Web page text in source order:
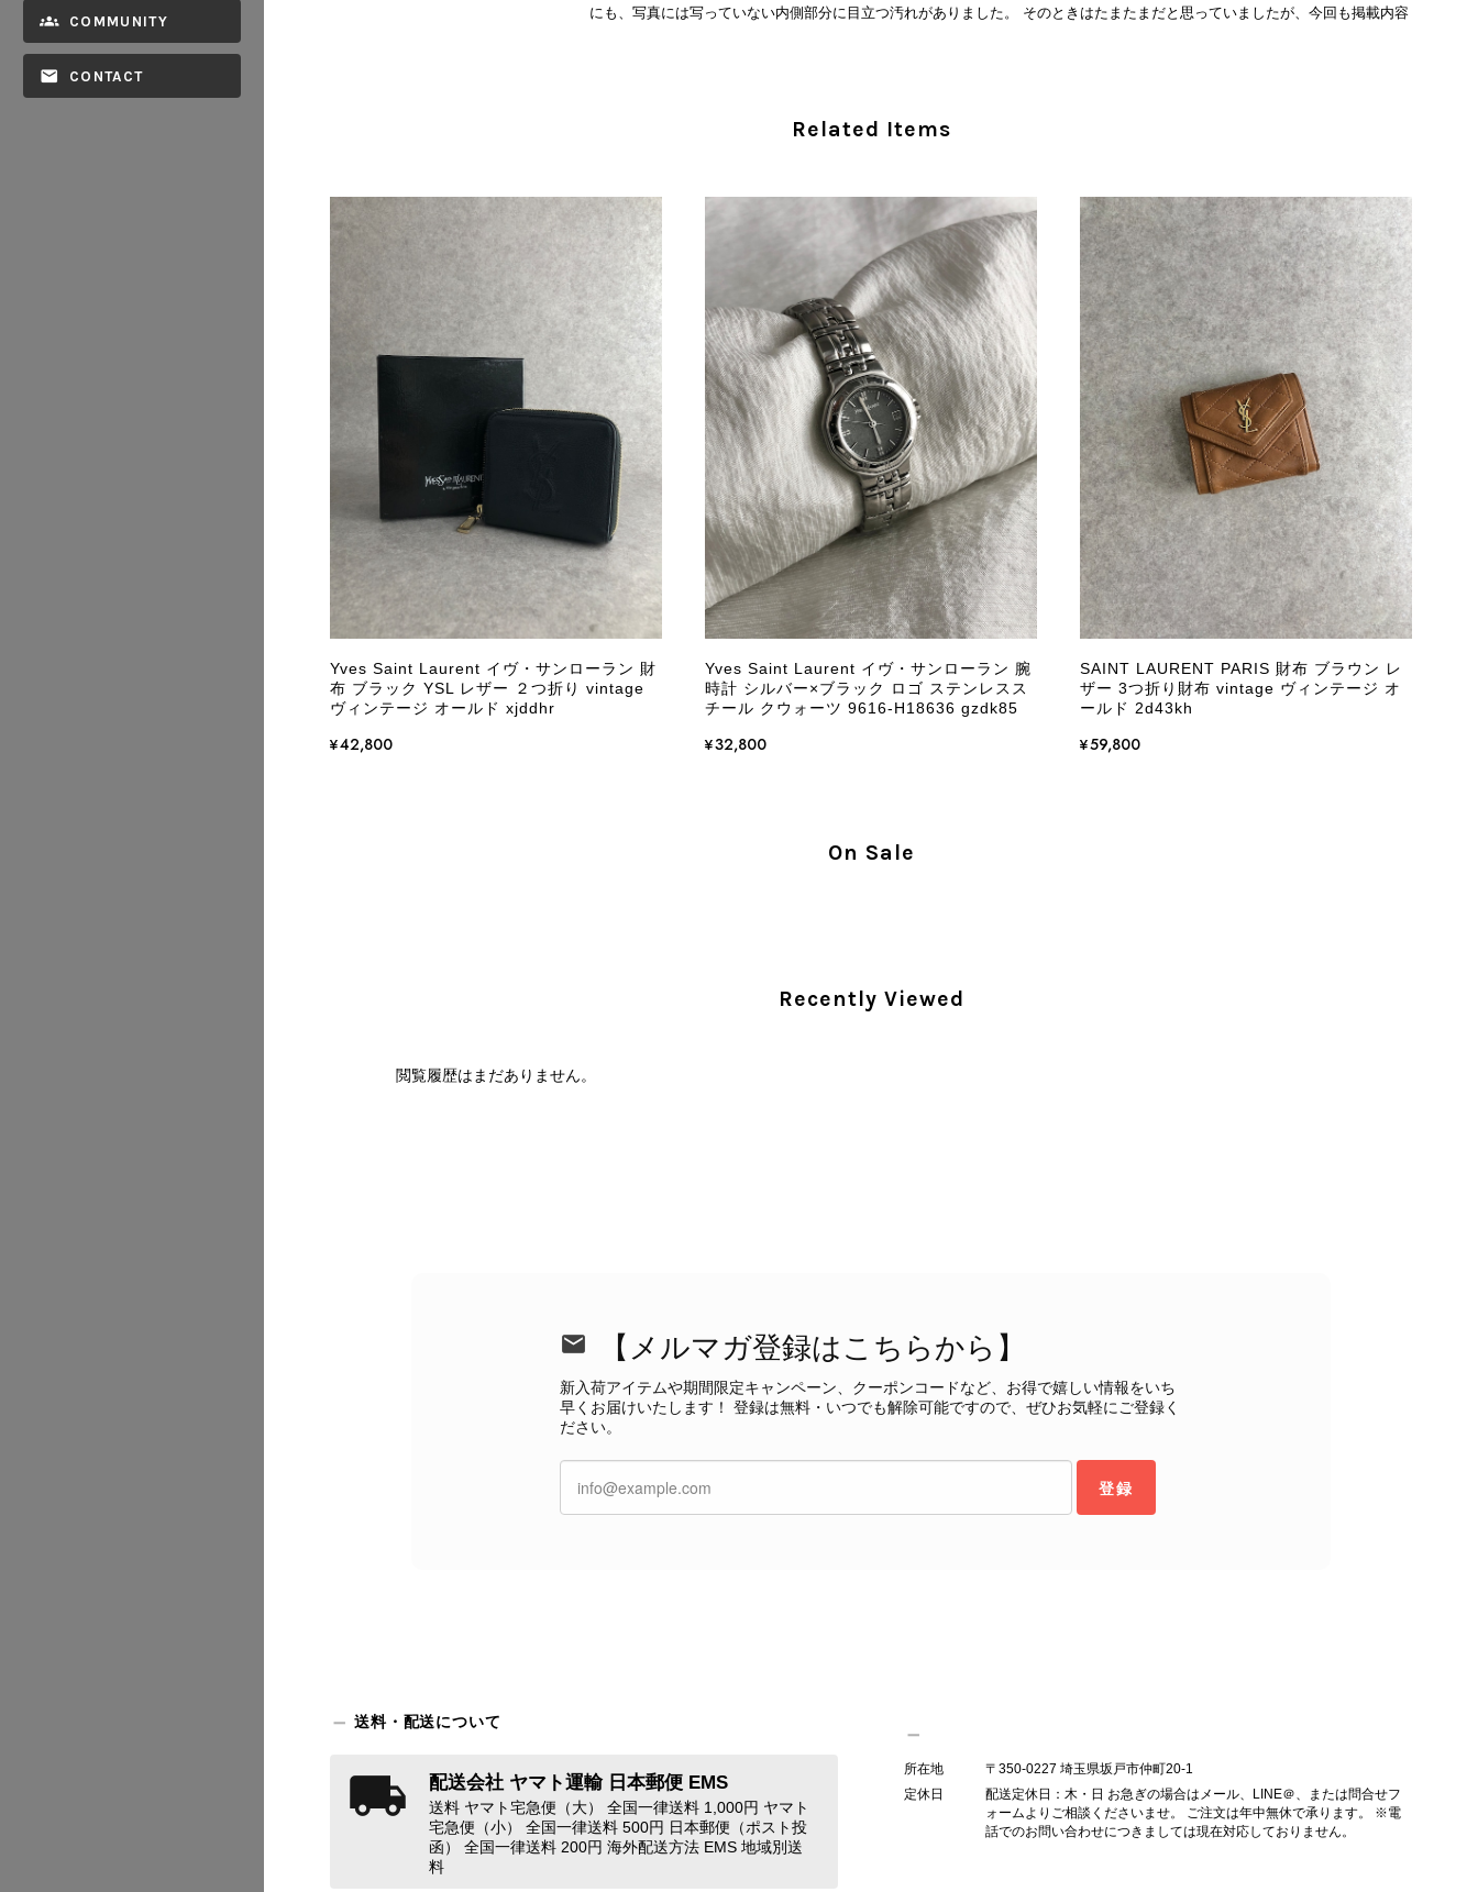
COMMUNITY
CONTACT
にも、写真には写っていない内側部分に目立つ汚れがありました。 そのときはたまたまだと思っていましたが、今回も掲載内容
回の商品につきましては、当店よりご連絡のうえ、返品・返金を含め、責任をもって対応してまいります。
バッグは、外装と内装をそれぞれ確認し、個別にランクを表示しております。これは、外観の印象だけで商品
の状態全体を判断しないためです。また、確認できた汚れやダメージは、写真や商品説明に反映しておりま
す。 ご不快な思いをされた中で、率直なご意見をお寄せいただきましたことに感謝申し上げます。今回のご
指摘を重く受け止め、まずは商品の状態を丁寧に確認させていただきます。 掲載内容では分からない状態が
確認された場合には、当店の検品時の見落としとして真摯に受け止め、検品方法と状態の伝え方を改めて見直
し、全スタッフで共有してまいります。 オンラインでも安心して商品をお選びいただけるよう、より正確な
状態確認とご案内に努めてまいります。
2026/07/30
商品が直ぐに届きました。思った以上に素敵なお品でした。またご縁が有りましたら宜しくお願い致します。
この度はご購入いただき、そして素敵なレビューをありがとうございます。 商品を無事にお受け取りいただ
き、また迅速にお届けできたとのこと、大変安心いたしました！ さらに、「思った以上に素敵なお品でし
た」とのお言葉をいただき、スタッフ一同とても嬉しく、何よりの励みになります。 ぜひこちらの商品を末
永くご愛用いただけましたら幸いです。 また気になる商品やご不明な点などございましたら、いつでもお気
軽にご相談ください。 またご縁がございましたら、ぜひよろしくお願いいたします。 VintageShop solo
この度も当店をご利用いただき、そして心温まるレビューをお寄せいただき、誠にありがとうございます。
て見つけたカラーとデザイン」とのお言葉や、ヴィンテージならではの魅力をお気に召していただけたこと、
ご紹介できるよう努めてまいりますので、またお気に入りの一点との出会いがございましたら嬉しく思いま
す。 またご縁がございましたら、ぜひよろしくお願いいたします。 VintageShop solo
Christian Dior クリスチャン ディオール ショルダーバッグ ブラック ロゴ チャーム レザー ミニバッグ vintage ヴィンテージ オールド gpxtra
2026/07/07
発送が早く、商品も画像と一致しており満足です。 素敵なバッグを購入させていただき、ありがとうございました。
Related Items
Yves Saint Laurent イヴ・サンローラン 財
布 ブラック YSL レザー ２つ折り vintage
ヴィンテージ オールド xjddhr
¥42,800
Yves Saint Laurent イヴ・サンローラン 腕
時計 シルバー×ブラック ロゴ ステンレスス
チール クウォーツ 9616-H18636 gzdk85
¥32,800
SAINT LAURENT PARIS 財布 ブラウン レ
ザー 3つ折り財布 vintage ヴィンテージ オ
ールド 2d43kh
¥59,800
On Sale
Recently Viewed
閲覧履歴はまだありません。
【メルマガ登録はこちらから】
新入荷アイテムや期間限定キャンペーン、クーポンコードなど、お得で嬉しい情報をいち
早くお届けいたします！ 登録は無料・いつでも解除可能ですので、ぜひお気軽にご登録く
ださい。
登録
送料・配送について
配送会社 ヤマト運輸 日本郵便 EMS
送料 ヤマト宅急便（大） 全国一律送料 1,000円 ヤマト
宅急便（小） 全国一律送料 500円 日本郵便（ポスト投
函） 全国一律送料 200円 海外配送方法 EMS 地域別送
料
所在地
〒350-0227 埼玉県坂戸市仲町20-1
定休日
配送定休日：木・日 お急ぎの場合はメール、LINE＠、または問合せフ
ォームよりご相談くださいませ。 ご注文は年中無休で承ります。 ※電
話でのお問い合わせにつきましては現在対応しておりません。